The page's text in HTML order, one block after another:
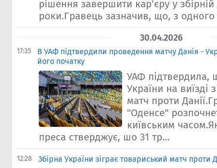
рішення завершити кар'єру у збірній
роки.Гравець зазначив, що, з
30.04.2026
17:35
В УАФ підтвердили проведення матчу Данія -
його початку
УАФ підтвердила,
України на виїзді
матч проти
"Оденсе"
київським
преса стверджує, шо 31 тр...
12:28 Збірна України зіграє товариський матч проти